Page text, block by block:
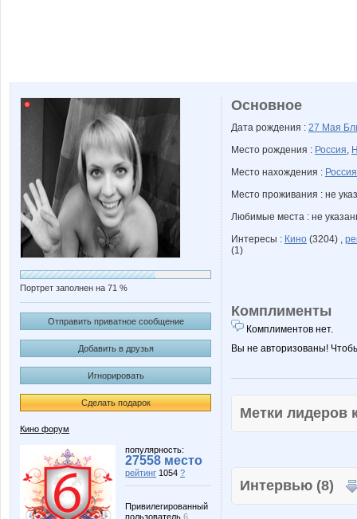
Портрет заполнен на 71 %
Отправить приватное сообщение
Добавить в друзья
Игнорировать
Сделать подарок
Кино форум
популярность:
27558 место
рейтинг 1054 ?
Привилегированный
пользователь 6
Основное
Дата рождения : 27 Мая
Место рождения : Россия,
Место нахождения : Россия
Место проживания : не
Любимые места : не
Интересы : Кино (3204) ,
(1)
Комплименты
Комплиментов нет.
Вы не авторизованы!
Метки
Интервью (8)